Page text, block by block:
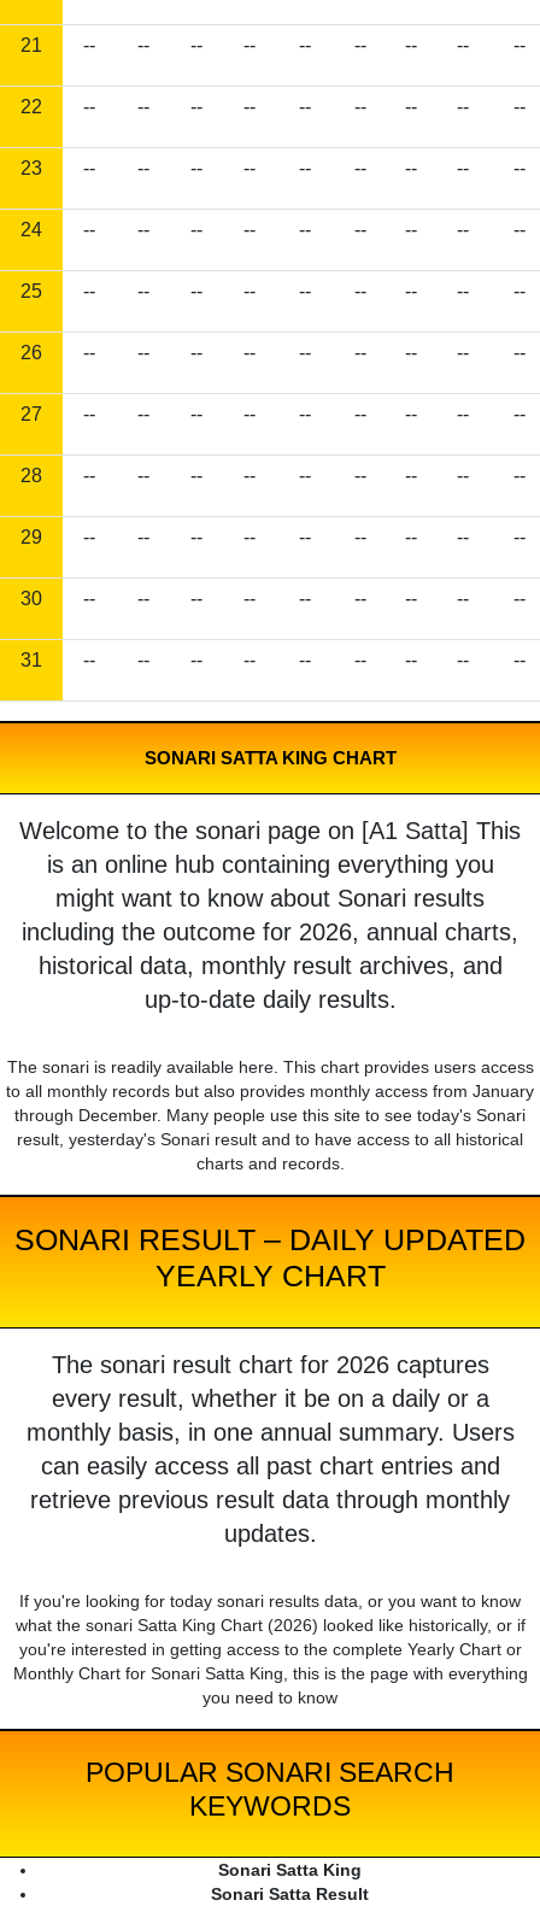
21 -- -- -- -- -- -- -- -- --
22 -- -- -- -- -- -- -- -- --
23 -- -- -- -- -- -- -- -- --
24 -- -- -- -- -- -- -- -- --
25 -- -- -- -- -- -- -- -- --
26 -- -- -- -- -- -- -- -- --
27 -- -- -- -- -- -- -- -- --
28 -- -- -- -- -- -- -- -- --
29 -- -- -- -- -- -- -- -- --
30 -- -- -- -- -- -- -- -- --
31 -- -- -- -- -- -- -- -- --
SONARI SATTA KING CHART
Welcome to the sonari page on [A1 Satta] This
is an online hub containing everything you
might want to know about Sonari results
including the outcome for 2026, annual charts,
historical data, monthly result archives, and
up-to-date daily results.
The sonari is readily available here. This chart provides users access
to all monthly records but also provides monthly access from January
through December. Many people use this site to see today's Sonari
result, yesterday's Sonari result and to have access to all historical
charts and records.
SONARI RESULT – DAILY UPDATED
YEARLY CHART
The sonari result chart for 2026 captures
every result, whether it be on a daily or a
monthly basis, in one annual summary. Users
can easily access all past chart entries and
retrieve previous result data through monthly
updates.
If you're looking for today sonari results data, or you want to know
what the sonari Satta King Chart (2026) looked like historically, or if
you're interested in getting access to the complete Yearly Chart or
Monthly Chart for Sonari Satta King, this is the page with everything
you need to know
POPULAR SONARI SEARCH
KEYWORDS
Sonari Satta King
Sonari Satta Result